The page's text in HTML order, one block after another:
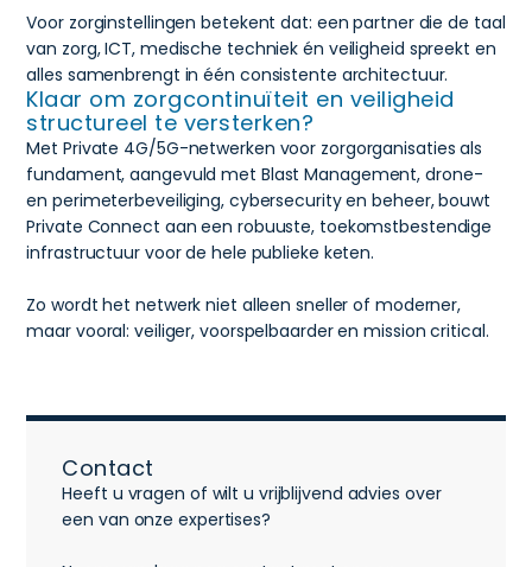
Voor zorginstellingen betekent dat: een partner die de taal
van zorg, ICT, medische techniek én veiligheid spreekt en
alles samenbrengt in één consistente architectuur.
Klaar om zorgcontinuïteit en veiligheid
structureel te versterken?
Met Private 4G/5G-netwerken voor zorgorganisaties als
fundament, aangevuld met Blast Management, drone-
en perimeterbeveiliging, cybersecurity en beheer, bouwt
Private Connect aan een robuuste, toekomstbestendige
infrastructuur voor de hele publieke keten.
Zo wordt het netwerk niet alleen sneller of moderner,
maar vooral: veiliger, voorspelbaarder en mission critical.
Contact
Heeft u vragen of wilt u vrijblijvend advies over
een van onze expertises?